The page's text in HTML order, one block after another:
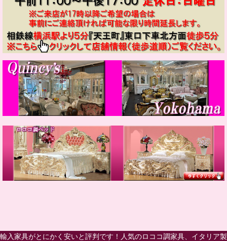
輸入家具がとにかく安いと評判です！人気のロココ調家具、イタリア製